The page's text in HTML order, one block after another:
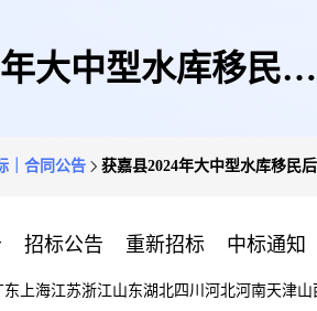
大中型水库移民后
｜合同公告 获嘉县2024年大中型水库移民
招标公告 重新招标 中标通知
东 上海江苏浙江山东湖北四川 河北河南天津山